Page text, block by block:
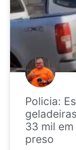
Policia:
33 mil
preso